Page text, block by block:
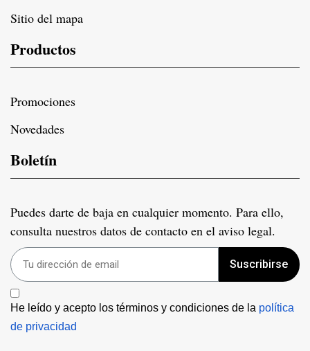
Sitio del mapa
Productos
Promociones
Novedades
Boletín
Puedes darte de baja en cualquier momento. Para ello,
consulta nuestros datos de contacto en el aviso legal.
Suscribirse
He leído y acepto los términos y condiciones de la política
de privacidad